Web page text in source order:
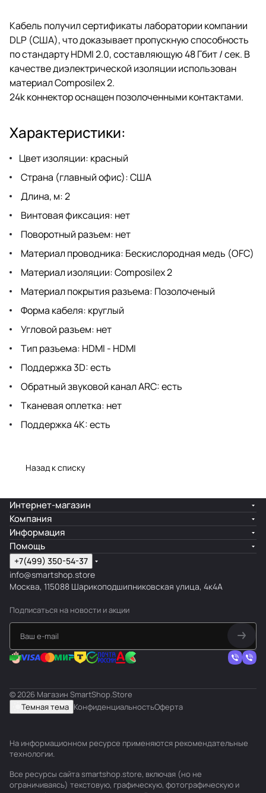
Кабель получил сертификаты лаборатории компании
DLP (США), что доказывает пропускную способность
по стандарту HDMI 2.0, составляющую 48 Гбит / сек. В
качестве диэлектрической изоляции использован
материал Composilex 2.
24k коннектор оснащен позолоченными контактами.
Характеристики:
Цвет изоляции: красный
Страна (главный офис): США
Длина, м: 2
Винтовая фиксация: нет
Поворотный разъем: нет
Материал проводника: Беcкислородная медь (OFC)
Материал изоляции: Composilex 2
Материал покрытия разъема: Позолоченый
Форма кабеля: круглый
Угловой разъем: нет
Тип разъема: HDMI - HDMI
Поддержка 3D: есть
Обратный звуковой канал ARC: есть
Тканевая оплетка: нет
Поддержка 4К: есть
Назад к списку
Интернет-магазин
Компания
Информация
Помощь
+7(499) 350-54-37
info@smartshop.store
Москва, 115088 Шарикоподшипниковская улица, 4к4А
Подписаться на новости и акции
© 2026 Магазин SmartShop.Store
Темная тема КонфиденциальностьОферта
На информационном ресурсе применяются рекомендательные
технологии.
Все ресурсы сайта smartshop.store, включая (но не
ограничиваясь) текстовую, графическую, фотографическую и